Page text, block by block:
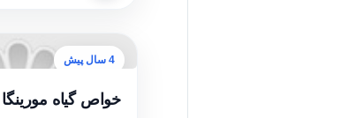
4 سال پیش
خواص گیاه مورینگا